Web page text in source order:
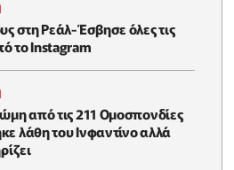
στη Ρεάλ-Έσβησε όλες τις
το Instagram
από τις 211 Ομοσπονδίες
λάθη του Ινφαντίνο αλλά